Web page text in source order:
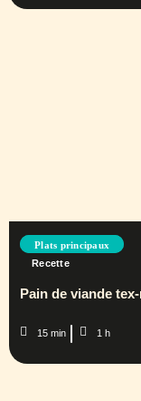
Plats principaux
Recette
Pain de viande
15 min 1 h